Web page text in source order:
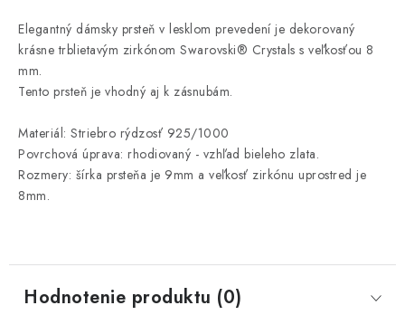
Elegantný dámsky prsteň v lesklom prevedení je dekorovaný
krásne trblietavým zirkónom Swarovski® Crystals s veľkosťou 8
mm.
Tento prsteň je vhodný aj k zásnubám.
Materiál: Striebro rýdzosť 925/1000
Povrchová úprava: rhodiovaný - vzhľad bieleho zlata.
Rozmery: šírka prsteňa je 9mm a veľkosť zirkónu uprostred je
8mm.
Hodnotenie produktu (0)